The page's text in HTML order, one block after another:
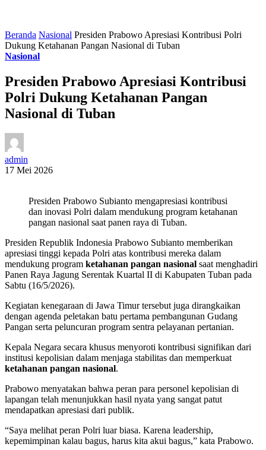
Beranda Nasional Presiden Prabowo Apresiasi Kontribusi Polri
Dukung Ketahanan Pangan Nasional di Tuban
Nasional
Presiden Prabowo Apresiasi Kontribusi
Polri Dukung Ketahanan Pangan
Nasional di Tuban
admin
17 Mei 2026
Presiden Prabowo Subianto mengapresiasi kontribusi
dan inovasi Polri dalam mendukung program ketahanan
pangan nasional saat panen raya di Tuban.
Presiden Republik Indonesia Prabowo Subianto memberikan
apresiasi tinggi kepada Polri atas kontribusi mereka dalam
mendukung program ketahanan pangan nasional saat menghadiri
Panen Raya Jagung Serentak Kuartal II di Kabupaten Tuban pada
Sabtu (16/5/2026).
Kegiatan kenegaraan di Jawa Timur tersebut juga dirangkaikan
dengan agenda peletakan batu pertama pembangunan Gudang
Pangan serta peluncuran program sentra pelayanan pertanian.
Kepala Negara secara khusus menyoroti kontribusi signifikan dari
institusi kepolisian dalam menjaga stabilitas dan memperkuat
ketahanan pangan nasional.
Prabowo menyatakan bahwa peran para personel kepolisian di
lapangan telah menunjukkan hasil nyata yang sangat patut
mendapatkan apresiasi dari publik.
“Saya melihat peran Polri luar biasa. Karena leadership,
kepemimpinan kalau bagus, harus kita akui bagus,” kata Prabowo.